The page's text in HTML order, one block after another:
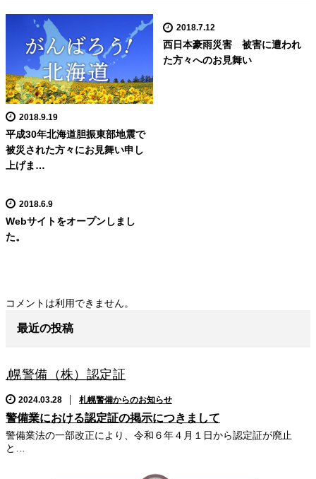
2018.9.19
平成30年北海道胆振東部地震で
被災された方々にお見舞い申し
上げま…
2018.7.12
西日本豪雨災害 被害に遭われ
た方々へのお見舞い
2018.6.9
Webサイトをオープンしまし
た。
コメントは利用できません。
最近の投稿
2024.03.28 札幌警備からのお知らせ
警備業における認定証の掲示につきまして
警備業法の一部改正により、令和６年４月１日から認定証が廃止
と…